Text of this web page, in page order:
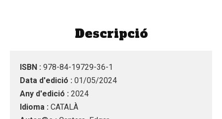
Descripció
ISBN : 978-84-19729-36-1
Data d'edició : 01/05/2024
Any d'edició : 2024
Idioma : CATALÀ